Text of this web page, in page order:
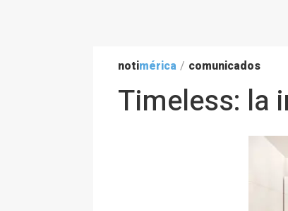
notimérica / comunicados
Timeless: la